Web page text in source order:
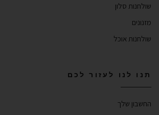
שולחנות סלון
מזנונים
שולחנות אוכל
תנו לנו לעזור לכם
החשבון שלך